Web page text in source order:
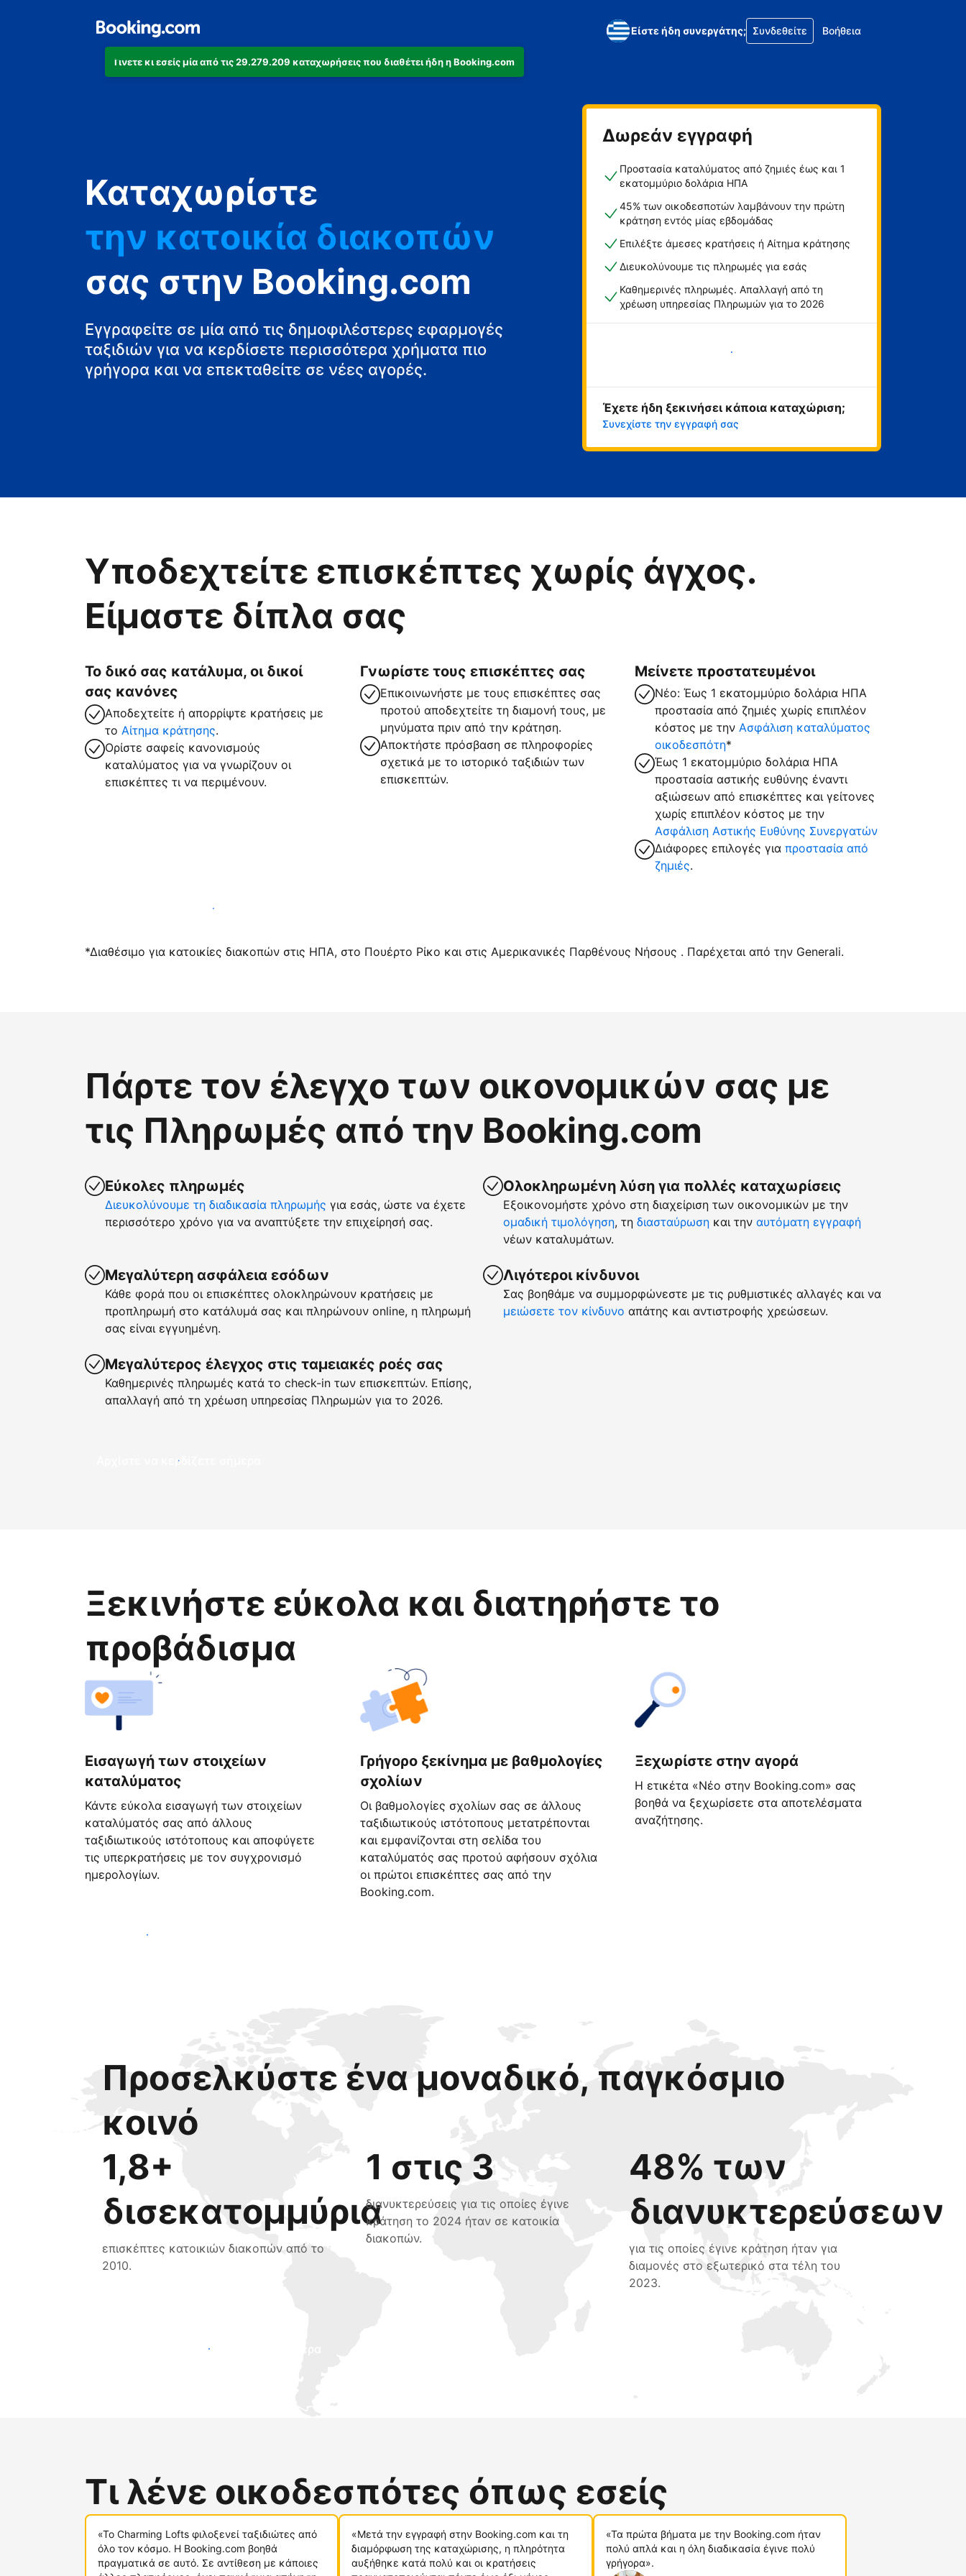
Γίνετε κι εσείς μία από τις 29.279.209 καταχωρήσεις που διαθέτει ήδη η Booking.com
Είστε ήδη συνεργάτης; Συνδεθείτε Βοήθεια
Καταχωρίστε
το ξενοδοχείο
την κατοικία διακοπών
τον ξενώνα
τη βίλα
σας στην Booking.com
Εγγραφείτε σε μία από τις δημοφιλέστερες εφαρμογές
ταξιδιών για να κερδίσετε περισσότερα χρήματα πιο
γρήγορα και να επεκταθείτε σε νέες αγορές.
Δωρεάν εγγραφή
Προστασία καταλύματος από ζημιές έως και 1
εκατομμύριο δολάρια ΗΠΑ
45% των οικοδεσποτών λαμβάνουν την πρώτη
κράτηση εντός μίας εβδομάδας
Επιλέξτε άμεσες κρατήσεις ή Αίτημα κράτησης
Διευκολύνουμε τις πληρωμές για εσάς
Καθημερινές πληρωμές. Απαλλαγή από τη
χρέωση υπηρεσίας Πληρωμών για το 2026
Ξεκινήστε τώρα
Έχετε ήδη ξεκινήσει κάποια καταχώριση;
Συνεχίστε την εγγραφή σας
Υποδεχτείτε επισκέπτες χωρίς άγχος.
Είμαστε δίπλα σας
Το δικό σας κατάλυμα, οι δικοί
σας κανόνες
Αποδεχτείτε ή απορρίψτε κρατήσεις με
το Αίτημα κράτησης.
Ορίστε σαφείς κανονισμούς
καταλύματος για να γνωρίζουν οι
επισκέπτες τι να περιμένουν.
Γνωρίστε τους επισκέπτες σας
Επικοινωνήστε με τους επισκέπτες σας
προτού αποδεχτείτε τη διαμονή τους, με
μηνύματα πριν από την κράτηση.
Αποκτήστε πρόσβαση σε πληροφορίες
σχετικά με το ιστορικό ταξιδιών των
επισκεπτών.
Μείνετε προστατευμένοι
Νέο: Έως 1 εκατομμύριο δολάρια ΗΠΑ
προστασία από ζημιές χωρίς επιπλέον
κόστος με τηνΑσφάλιση καταλύματος
οικοδεσπότη*
Έως 1 εκατομμύριο δολάρια ΗΠΑ
προστασία αστικής ευθύνης έναντι
αξιώσεων από επισκέπτες και γείτονες
χωρίς επιπλέον κόστος με την
Ασφάλιση Αστικής Ευθύνης Συνεργατών
Διάφορες επιλογές γιαπροστασία από
ζημιές.
Υποδεχτείτε επισκέπτες μαζί μας σήμερα
*Διαθέσιμο για κατοικίες διακοπών στις ΗΠΑ, στο Πουέρτο Ρίκο και στις Αμερικανικές Παρθένους Νήσους . Παρέχεται από την Generali.
Πάρτε τον έλεγχο των οικονομικών σας με
τις Πληρωμές από την Booking.com
Εύκολες πληρωμές
Διευκολύνουμε τη διαδικασία πληρωμής για εσάς, ώστε να έχετε
περισσότερο χρόνο για να αναπτύξετε την επιχείρησή σας.
Μεγαλύτερη ασφάλεια εσόδων
Κάθε φορά που οι επισκέπτες ολοκληρώνουν κρατήσεις με
προπληρωμή στο κατάλυμά σας και πληρώνουν online, η πληρωμή
σας είναι εγγυημένη.
Μεγαλύτερος έλεγχος στις ταμειακές ροές σας
Καθημερινές πληρωμές κατά το check-in των επισκεπτών. Επίσης,
απαλλαγή από τη χρέωση υπηρεσίας Πληρωμών για το 2026.
Ολοκληρωμένη λύση για πολλές καταχωρίσεις
Εξοικονομήστε χρόνο στη διαχείριση των οικονομικών με την
ομαδική τιμολόγηση, τη διασταύρωση και την αυτόματη εγγραφή
νέων καταλυμάτων.
Λιγότεροι κίνδυνοι
Σας βοηθάμε να συμμορφώνεστε με τις ρυθμιστικές αλλαγές και να
μειώσετε τον κίνδυνο απάτης και αντιστροφής χρεώσεων.
Αρχίστε να κερδίζετε σήμερα
Ξεκινήστε εύκολα και διατηρήστε το
προβάδισμα
Εισαγωγή των στοιχείων
καταλύματος
Κάντε εύκολα εισαγωγή των στοιχείων
καταλύματός σας από άλλους
ταξιδιωτικούς ιστότοπους και αποφύγετε
τις υπερκρατήσεις με τον συγχρονισμό
ημερολογίων.
Γρήγορο ξεκίνημα με βαθμολογίες
σχολίων
Οι βαθμολογίες σχολίων σας σε άλλους
ταξιδιωτικούς ιστότοπους μετατρέπονται
και εμφανίζονται στη σελίδα του
καταλύματός σας προτού αφήσουν σχόλια
οι πρώτοι επισκέπτες σας από την
Booking.com.
Ξεχωρίστε στην αγορά
Η ετικέτα «Νέο στην Booking.com» σας
βοηθά να ξεχωρίσετε στα αποτελέσματα
αναζήτησης.
Ξεκινήστε σήμερα
Προσελκύστε ένα μοναδικό, παγκόσμιο
κοινό
1,8+
δισεκατομμύρια
επισκέπτες κατοικιών διακοπών από το
2010.
1 στις 3
διανυκτερεύσεις για τις οποίες έγινε
κράτηση το 2024 ήταν σε κατοικία
διακοπών.
48% των
διανυκτερεύσεων
για τις οποίες έγινε κράτηση ήταν για
διαμονές στο εξωτερικό στα τέλη του
2023.
Προσελκύστε νέους επισκέπτες σήμερα
Τι λένε οικοδεσπότες όπως εσείς
«Το Charming Lofts φιλοξενεί ταξιδιώτες από
όλο τον κόσμο. Η Booking.com βοηθά
πραγματικά σε αυτό. Σε αντίθεση με κάποιες
«Μετά την εγγραφή στην Booking.com και τη
διαμόρφωση της καταχώρισης, η πληρότητα
αυξήθηκε κατά πολύ και οι κρατήσεις
«Τα πρώτα βήματα με την Booking.com ήταν
πολύ απλά και η όλη διαδικασία έγινε πολύ
γρήγορα».